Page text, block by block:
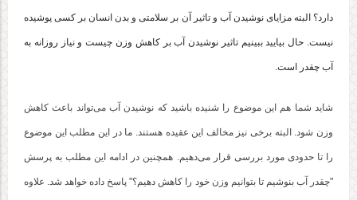
دارد؟ البته مزایای نوشیدن آب و تاثیر آن بر سلامتی و بدن انسان بر کسی پوشیده
نیست. حال بیایید ببینیم تاثیر نوشیدن آب بر کاهش وزن چیست و نیاز روزانه به
آب چقدر است.
شاید شما هم این موضوع را شنیده باشید که نوشیدن آب می‌تواند باعث کاهش
وزن شود. البته برخی نیز مخالف این عقیده هستند. ما در این مطلب این موضوع
را تا حدودی مورد بررسی قرار می‌دهیم. همچنین در ادامه این مطلب به پرسش
"چقدر آب بنوشیم تا بتوانیم وزن خود را کاهش دهیم؟" پاسخ داده خواهد شد. علاوه